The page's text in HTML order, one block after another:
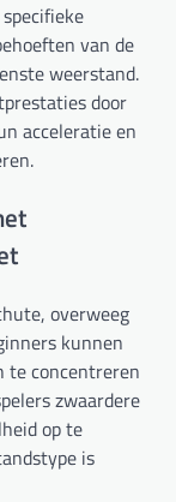
van de
weerstand.
door
acceleratie en
overweeg
kunnen
te concentreren
zwaardere
op te
is